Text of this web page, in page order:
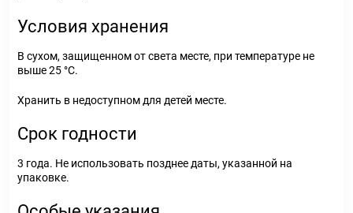
Условия хранения
В сухом, защищенном от света месте, при температуре не
выше 25 °С.
Хранить в недоступном для детей месте.
Срок годности
3 года. Не использовать позднее даты, указанной на
упаковке.